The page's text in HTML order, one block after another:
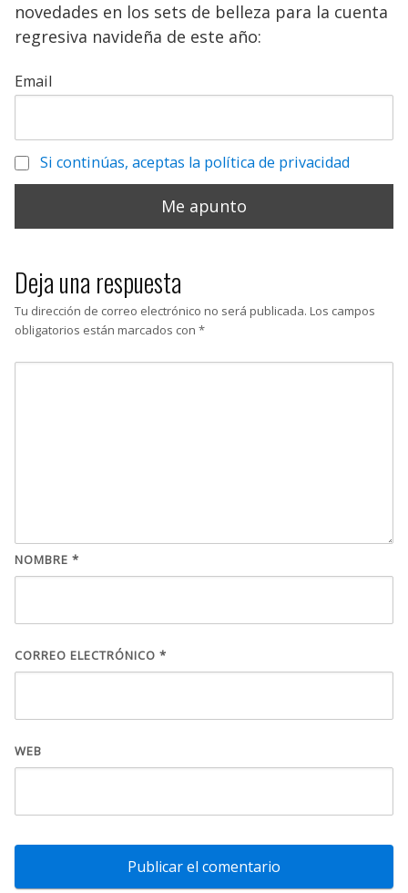
novedades en los sets de belleza para la cuenta
regresiva navideña de este año:
Email
Si continúas, aceptas la política de privacidad
Deja una respuesta
Tu dirección de correo electrónico no será publicada. Los campos
obligatorios están marcados con *
NOMBRE *
CORREO ELECTRÓNICO *
WEB